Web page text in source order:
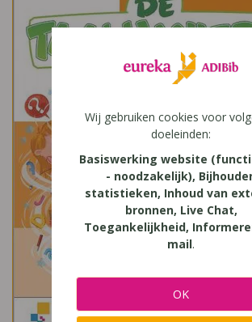
Wij gebruiken cookies voor
doeleinden:
Basiswerking website
- noodzakelijk),
statistieken, Inhoud van
bronnen, Live Chat,
Toegankelijkheid,
mail.
OK